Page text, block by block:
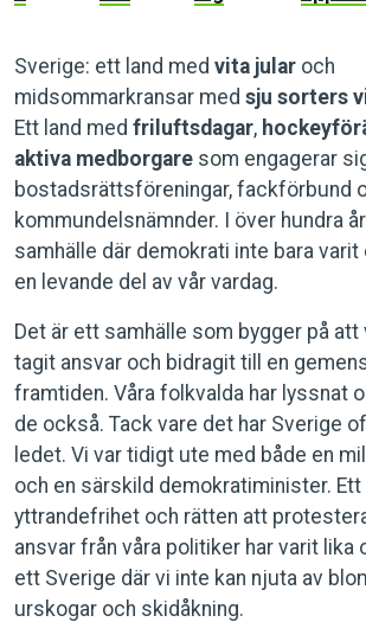
Sverige: ett land med vita jular och
midsommarkransar med sju sorters
Ett land med friluftsdagar,
aktiva medborgare som engagerar
bostadsrättsföreningar, fackförbund
kommundelsnämnder. I över hundra
samhälle där demokrati inte bara
en levande del av vår vardag.
Det är ett samhälle som bygger på
tagit ansvar och bidragit till en
framtiden. Våra folkvalda har lyssnat
de också. Tack vare det har Sverige
ledet. Vi var tidigt ute med både en
och en särskild demokratiminister. Ett
yttrandefrihet och rätten att
ansvar från våra politiker har varit lika
ett Sverige där vi inte kan njuta av
urskogar och skidåkning.